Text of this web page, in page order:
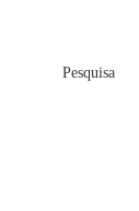
Pesquisa